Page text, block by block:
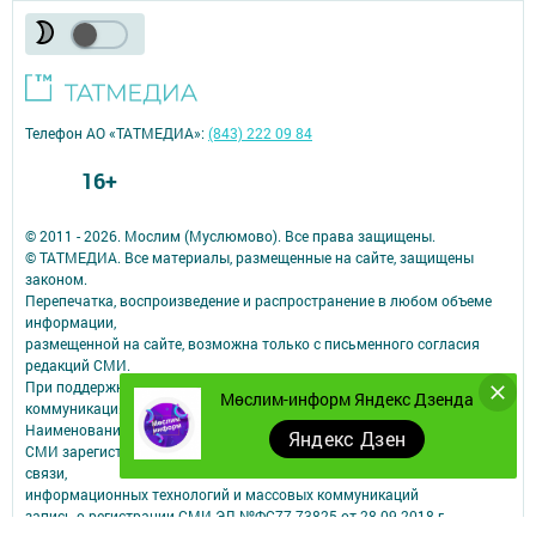
Мөслим-информ Яндекс Дзенда
Яндекс Дзен
© 2011 - 2026. Мослим (Муслюмово). Все права защищены.
© ТАТМЕДИА. Все материалы, размещенные на сайте, защищены
законом.
Перепечатка, воспроизведение и распространение в любом объеме
информации,
размещенной на сайте, возможна только с письменного согласия
редакций СМИ.
При поддержке Республиканского агентства по печати и массовым
коммуникациям.
Наименование СМИ: Мөслим-информ
СМИ зарегистрировано Федеральной службой по надзору в сфере
связи,
информационных технологий и массовых коммуникаций
запись о регистрации СМИ ЭЛ №ФС77-73825 от 28.09.2018 г.
Телефон АО «ТАТМЕДИА»:(843) 222 09 84
16+